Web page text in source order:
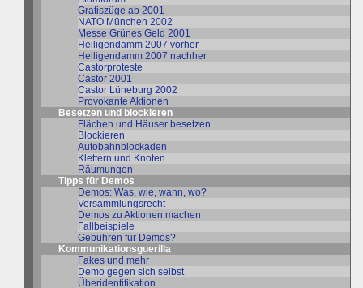
Gratiszüge ab 2001
NATO München 2002
Messe Grünes Geld 2001
Heiligendamm 2007 vorher
Heiligendamm 2007 nachher
Castorproteste
Castor 2001
Castor Lüneburg 2002
Provokante Aktionen
Besetzen und blockieren
Flächen und Häuser besetzen
Blockieren
Autobahnblockaden
Klettern und Knoten
Räumungen
Tipps für Demos
Demos: Was, wie, wann, wo?
Versammlungsrecht
Demos zu Aktionen machen
Fallbeispiele
Gebühren für Demos?
Kommunikationsguerilla
Fakes und mehr
Demo gegen sich selbst
Überidentifikation